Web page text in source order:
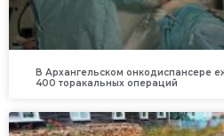
В Архангельском онкодиспансере
400 торакальных операций